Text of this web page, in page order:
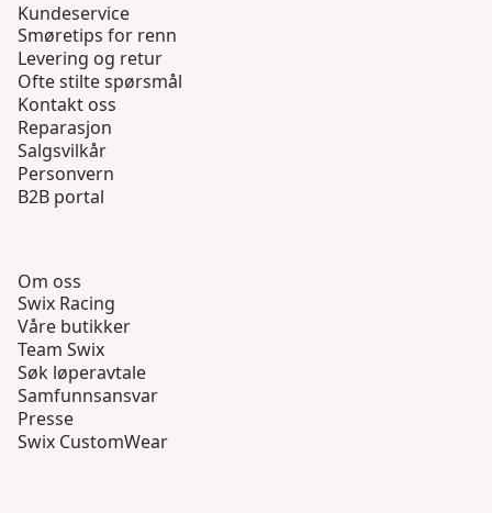
Kundeservice
Smøretips for renn
Levering og retur
Ofte stilte spørsmål
Kontakt oss
Reparasjon
Salgsvilkår
Personvern
B2B portal
Om oss
Swix Racing
Våre butikker
Team Swix
Søk løperavtale
Samfunnsansvar
Presse
Swix CustomWear